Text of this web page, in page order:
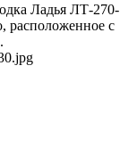
Ладья ЛТ-270-
расположенное с